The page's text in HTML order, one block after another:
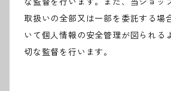
取扱いの全部又は一部を委託する場
いて個人情報の安全管理が図られる
切な監督を行います。